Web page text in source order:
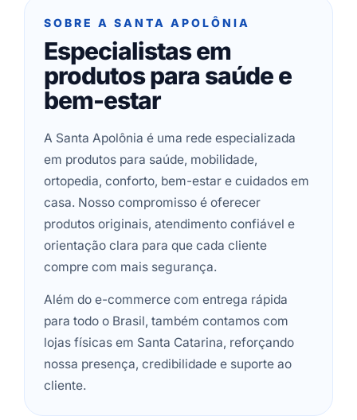
SOBRE A SANTA APOLÔNIA
Especialistas em
produtos para saúde e
bem-estar
A Santa Apolônia é uma rede especializada
em produtos para saúde, mobilidade,
ortopedia, conforto, bem-estar e cuidados em
casa. Nosso compromisso é oferecer
produtos originais, atendimento confiável e
orientação clara para que cada cliente
compre com mais segurança.
Além do e-commerce com entrega rápida
para todo o Brasil, também contamos com
lojas físicas em Santa Catarina, reforçando
nossa presença, credibilidade e suporte ao
cliente.